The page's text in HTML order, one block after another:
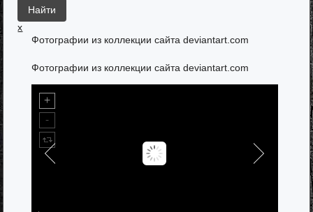
x
Фотографии из коллекции сайта deviantart.com
Фотографии из коллекции сайта deviantart.com